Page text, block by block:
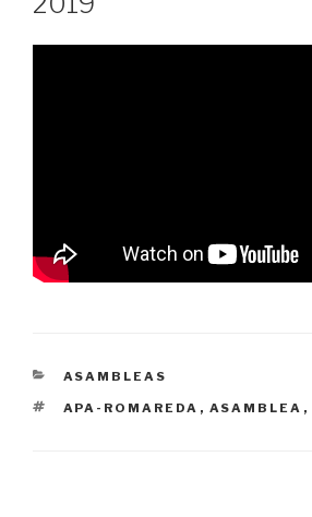
CATEGORÍAS
ASAMBLEAS
ETIQUETAS
APA-ROMAREDA , ASAMBLEA ,